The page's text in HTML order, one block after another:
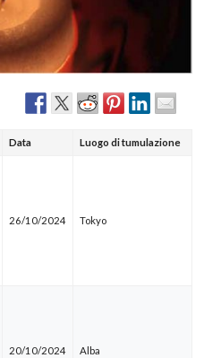
Data Luogo di tumulazione
26/10/2024 Tokyo
20/10/2024 Alba